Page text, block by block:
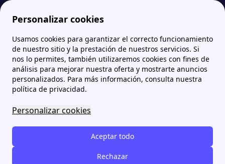
Personalizar cookies
Usamos cookies para garantizar el correcto funcionamiento
de nuestro sitio y la prestación de nuestros servicios. Si
nos lo permites, también utilizaremos cookies con fines de
análisis para mejorar nuestra oferta y mostrarte anuncios
personalizados. Para más información, consulta nuestra
política de privacidad.
Personalizar cookies
Aceptar todo
Rechazar
Papernest.es Comercializadoras Octopus Energy: ¿Qué servicios ofrece la compañía?
Octopus Energy: ¿Qué
servicios ofrece la
compañía?
Octopus Energy es una comercializadora de luz
del mercado libre en España que
ofrecer tarifas competitivas